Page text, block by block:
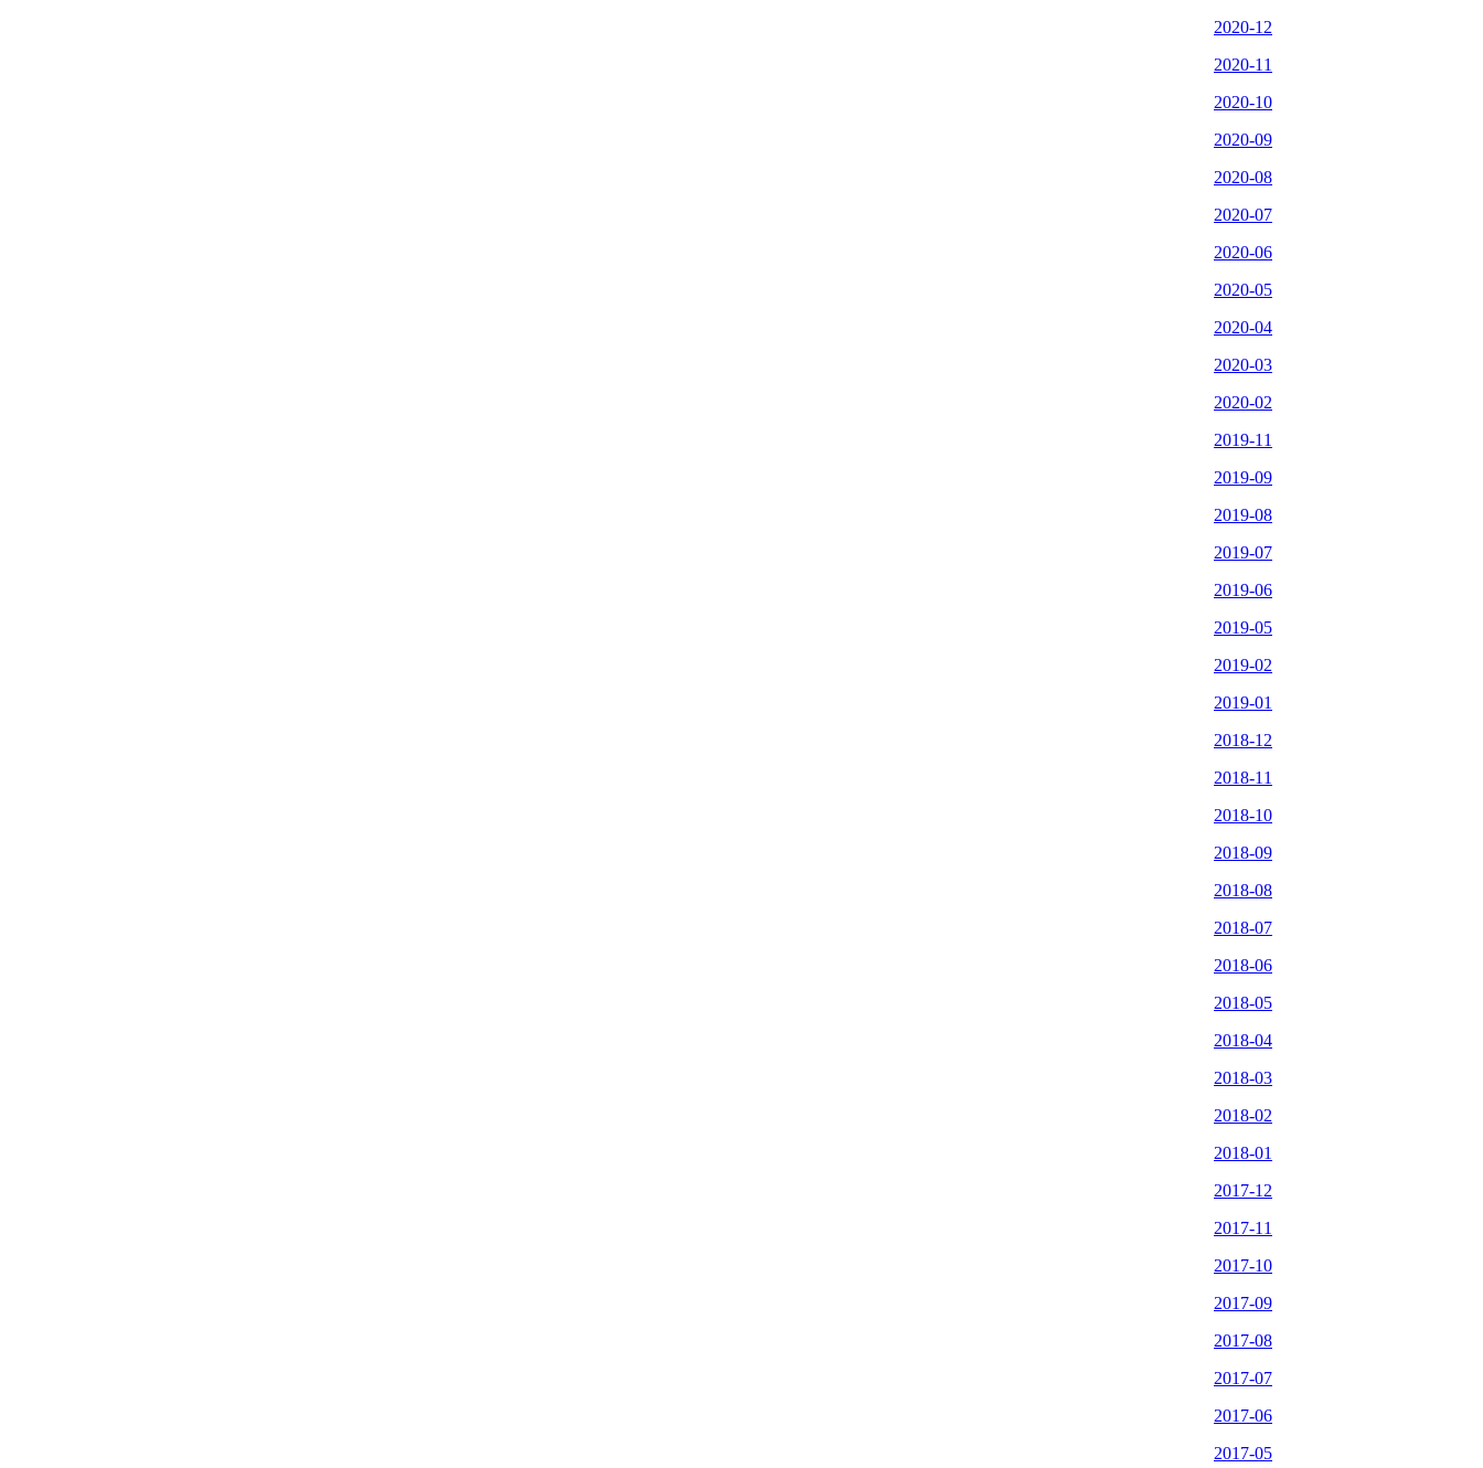
2020-12
2020-11
2020-10
2020-09
2020-08
2020-07
2020-06
2020-05
2020-04
2020-03
2020-02
2019-11
2019-09
2019-08
2019-07
2019-06
2019-05
2019-02
2019-01
2018-12
2018-11
2018-10
2018-09
2018-08
2018-07
2018-06
2018-05
2018-04
2018-03
2018-02
2018-01
2017-12
2017-11
2017-10
2017-09
2017-08
2017-07
2017-06
2017-05